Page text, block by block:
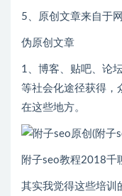
5、原创文章来自于网民
伪原创文章
1、博客、
等社会化途径获得
在这些地方。
附子seo教程2018千
其实我觉得这些培训的课